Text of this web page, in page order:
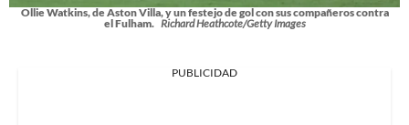
Ollie Watkins, de Aston Villa, y un festejo de gol con sus compañeros contra
el Fulham. Richard Heathcote/Getty Images
PUBLICIDAD